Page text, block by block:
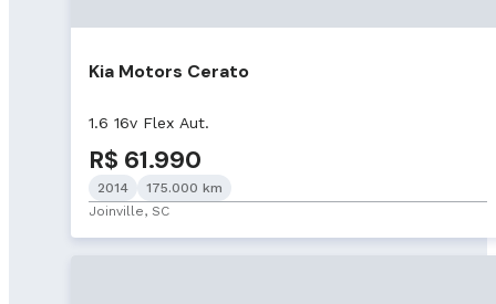
Kia Motors Cerato
1.6 16v Flex Aut.
R$ 61.990
2014
175.000 km
Joinville, SC